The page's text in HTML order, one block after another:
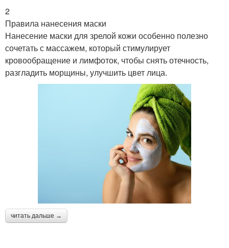
2
Правила нанесения маски
Нанесение маски для зрелой кожи особенно полезно
сочетать с массажем, который стимулирует
кровообращение и лимфоток, чтобы снять отечность,
разгладить морщины, улучшить цвет лица.
читать дальше →